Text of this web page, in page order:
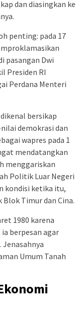
dan diasingkan ke
penting: pada 17
pasangan Dwi
Presiden RI
Perdana Menteri
bersikap
demokrasi dan
wapres pada 1
mendatangkan
menggariskan
Politik Luar Negeri
kondisi ketika itu,
Timur dan Cina.
1980 karena
berpesan agar
Umum Tanah